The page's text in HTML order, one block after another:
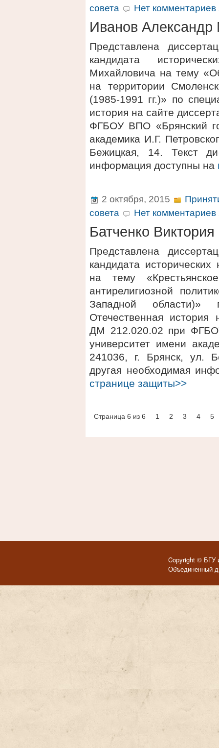
совета
Нет комментариев
Иванов Александр
Представлена
кандидата
Михайловича на тему
на территории
(1985-1991 гг.)» по
история на сайте
ФГБОУ ВПО «Брянский
академика И.Г.
Бежицкая, 14. Текст
информация доступны на
2 октября, 2015
совета
Нет комментариев
Батченко
Представлена
кандидата
на тему
антирелигиозной
Западной
Отечественная история
ДМ 212.020.02 при
университет имени
241036, г. Брянск, ул.
другая необходимая
странице защиты>>
Страница 6 из 6 1 2 3 4 5
Copyright © БГУ
Объединенный